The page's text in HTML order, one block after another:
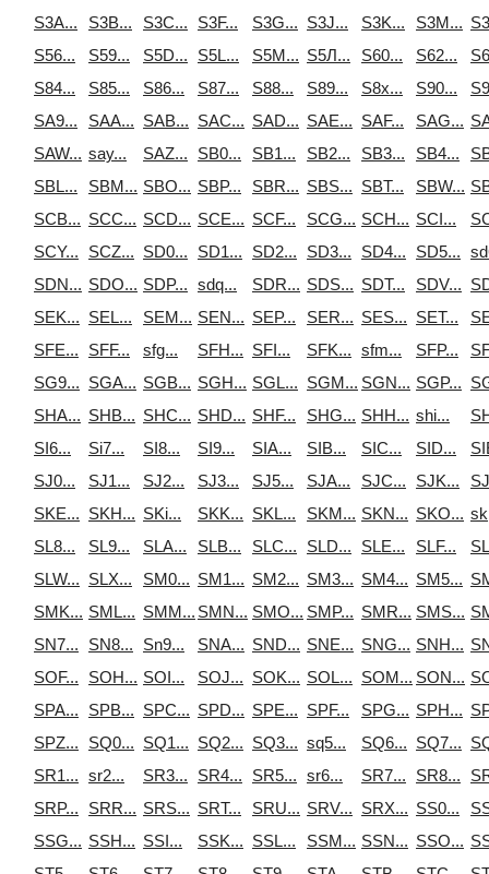
S3A...
S3B... S3C... S3F... S3G... S3J... S3K... S3M...
S56...
S59... S5D... S5L... S5M... S5Л... S60... S62...
S84...
S85... S86... S87... S88... S89... S8x... S90...
SA9...
SAA... SAB... SAC... SAD... SAE... SAF... SAG...
SAW... say... SAZ... SB0... SB1... SB2... SB3... SB4...
SBL...
SBM... SBO... SBP... SBR... SBS... SBT... SBW...
SCB... SCC... SCD... SCE... SCF... SCG... SCH... SCI...
SCY...
SCZ... SD0... SD1... SD2... SD3... SD4... SD5...
SDN... SDO... SDP... sdq... SDR... SDS... SDT... SDV...
SEK... SEL... SEM... SEN... SEP... SER... SES... SET...
SFE...
SFF... sfg... SFH... SFI... SFK... sfm... SFP...
SG9... SGA... SGB... SGH... SGL... SGM... SGN... SGP...
SHA... SHB... SHC... SHD... SHF... SHG... SHH... shi...
SI6...
Si7... SI8... SI9... SIA... SIB... SIC... SID...
SJ0...
SJ1... SJ2... SJ3... SJ5... SJA... SJC... SJK...
SKE... SKH... SKi... SKK... SKL... SKM... SKN... SKO...
SL8...
SL9... SLA... SLB... SLC... SLD... SLE... SLF...
SLW... SLX... SM0... SM1... SM2... SM3... SM4... SM5...
SMK... SML... SMM... SMN... SMO... SMP... SMR... SMS...
SN7...
SN8... Sn9... SNA... SND... SNE... SNG... SNH...
SOF...
SOH... SOI... SOJ... SOK... SOL... SOM... SON...
SPA...
SPB... SPC... SPD... SPE... SPF... SPG... SPH...
SPZ...
SQ0... SQ1... SQ2... SQ3... sq5... SQ6... SQ7...
SR1... sr2... SR3... SR4... SR5... sr6... SR7... SR8...
SRP...
SRR... SRS... SRT... SRU... SRV... SRX... SS0...
SSG... SSH... SSI... SSK... SSL... SSM... SSN... SSO...